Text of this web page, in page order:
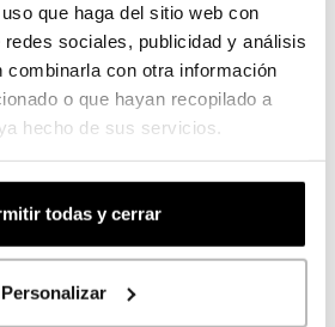
que haga del sitio web con
sociales, publicidad y análisis
combinarla con otra información
o que hayan recopilado a
hecho de sus servicios.
todas y cerrar
Personalizar
cómo plasmar en el arte
impresa solo con capas
de una imagen
una manera más obvia.×